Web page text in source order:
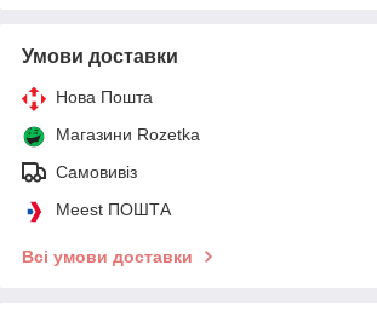
Умови доставки
Нова Пошта
Магазини Rozetka
Самовивіз
Meest ПОШТА
Всі умови доставки